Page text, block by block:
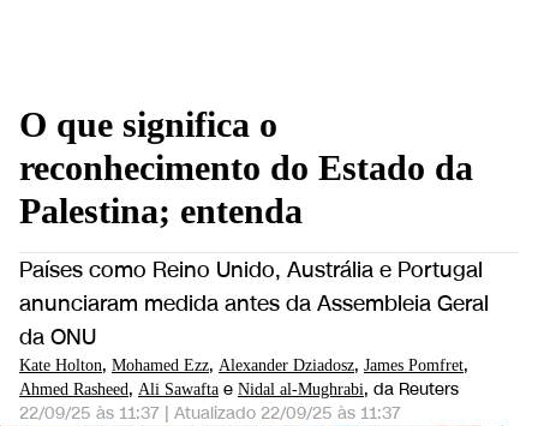
O que significa o
reconhecimento do Estado da
Palestina; entenda
Países como Reino Unido, Austrália e Portugal
anunciaram medida antes da Assembleia Geral
da ONU
Kate Holton, Mohamed Ezz, Alexander Dziadosz, James Pomfret,
Ahmed Rasheed, Ali Sawafta e Nidal al-Mughrabi, da Reuters
22/09/25 às 11:37 | Atualizado 22/09/25 às 11:37